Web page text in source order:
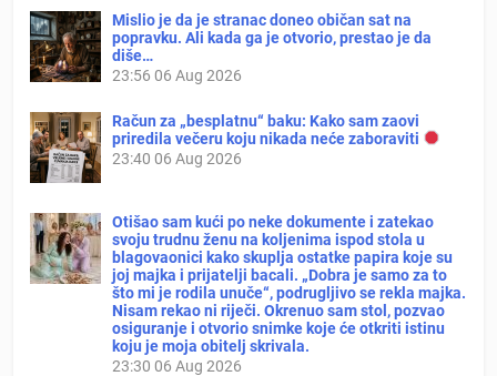
Mislio je da je stranac doneo običan sat na
popravku. Ali kada ga je otvorio, prestao je da
diše…
23:56 06 Aug 2026
Račun za „besplatnu“ baku: Kako sam zaovi
priredila večeru koju nikada neće zaboraviti
23:40 06 Aug 2026
Otišao sam kući po neke dokumente i zatekao
svoju trudnu ženu na koljenima ispod stola u
blagovaonici kako skuplja ostatke papira koje su
joj majka i prijatelji bacali. „Dobra je samo za to
što mi je rodila unuče“, podrugljivo se rekla majka.
Nisam rekao ni riječi. Okrenuo sam stol, pozvao
osiguranje i otvorio snimke koje će otkriti istinu
koju je moja obitelj skrivala.
23:30 06 Aug 2026